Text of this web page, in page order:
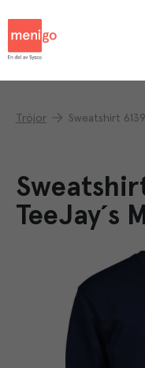
Tröjor Sweatshirt
TeeJay´s